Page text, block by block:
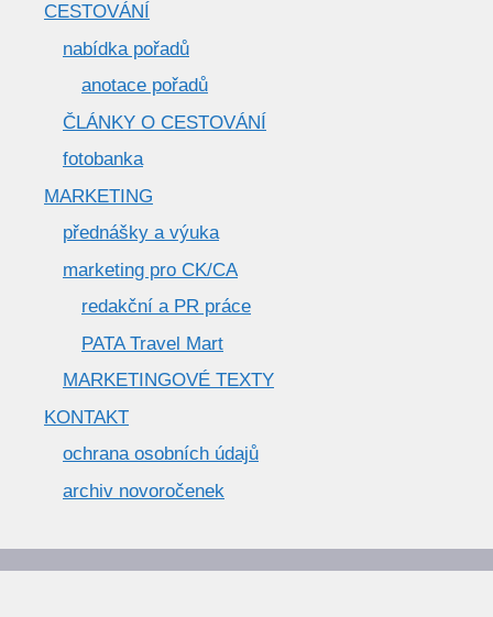
CESTOVÁNÍ
nabídka pořadů
anotace pořadů
ČLÁNKY O CESTOVÁNÍ
fotobanka
MARKETING
přednášky a výuka
marketing pro CK/CA
redakční a PR práce
PATA Travel Mart
MARKETINGOVÉ TEXTY
KONTAKT
ochrana osobních údajů
archiv novoročenek